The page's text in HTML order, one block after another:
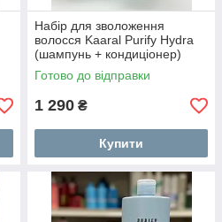
Набір для зволоження
волосся Kaaral Purify Hydra
(шампунь + кондиціонер)
Готово до відправки
1 290 ₴
Купити